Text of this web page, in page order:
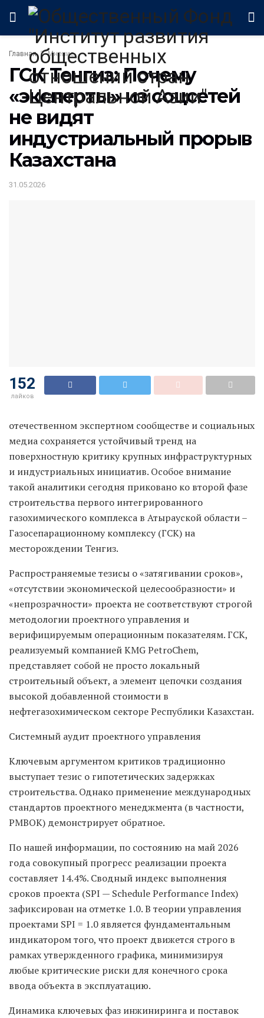
Главная Мнение
ГСК Тенгиз: Почему
«эксперты» из соцсетей
не видят
индустриальный прорыв
Казахстана
31.05.2026
152
лайков
отечественном экспертном сообществе и социальных
медиа сохраняется устойчивый тренд на
поверхностную критику крупных инфраструктурных
и индустриальных инициатив. Особое внимание
такой аналитики сегодня приковано ко второй фазе
строительства первого интегрированного
газохимического комплекса в Атырауской области –
Газосепарационному комплексу (ГСК) на
месторождении Тенгиз.
Распространяемые тезисы о «затягивании сроков»,
«отсутствии экономической целесообразности» и
«непрозрачности» проекта не соответствуют строгой
методологии проектного управления и
верифицируемым операционным показателям. ГСК,
реализуемый компанией KMG PetroChem,
представляет собой не просто локальный
строительный объект, а элемент цепочки создания
высокой добавленной стоимости в
нефтегазохимическом секторе Республики Казахстан.
Системный аудит проектного управления
Ключевым аргументом критиков традиционно
выступает тезис о гипотетических задержках
строительства. Однако применение международных
стандартов проектного менеджмента (в частности,
PMBOK) демонстрирует обратное.
По нашей информации, по состоянию на май 2026
года совокупный прогресс реализации проекта
составляет 14.4%. Сводный индекс выполнения
сроков проекта (SPI — Schedule Performance Index)
зафиксирован на отметке 1.0. В теории управления
проектами SPI = 1.0 является фундаментальным
индикатором того, что проект движется строго в
рамках утвержденного графика, минимизируя
любые критические риски для конечного срока
ввода объекта в эксплуатацию.
Динамика ключевых фаз инжиниринга и поставок